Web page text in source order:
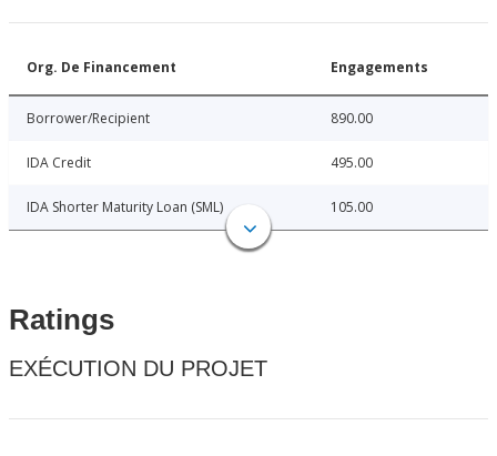
Org. De Financement Engagements
Borrower/Recipient 890.00
IDA Credit 495.00
IDA Shorter Maturity Loan (SML) 105.00
Ratings
EXÉCUTION DU PROJET